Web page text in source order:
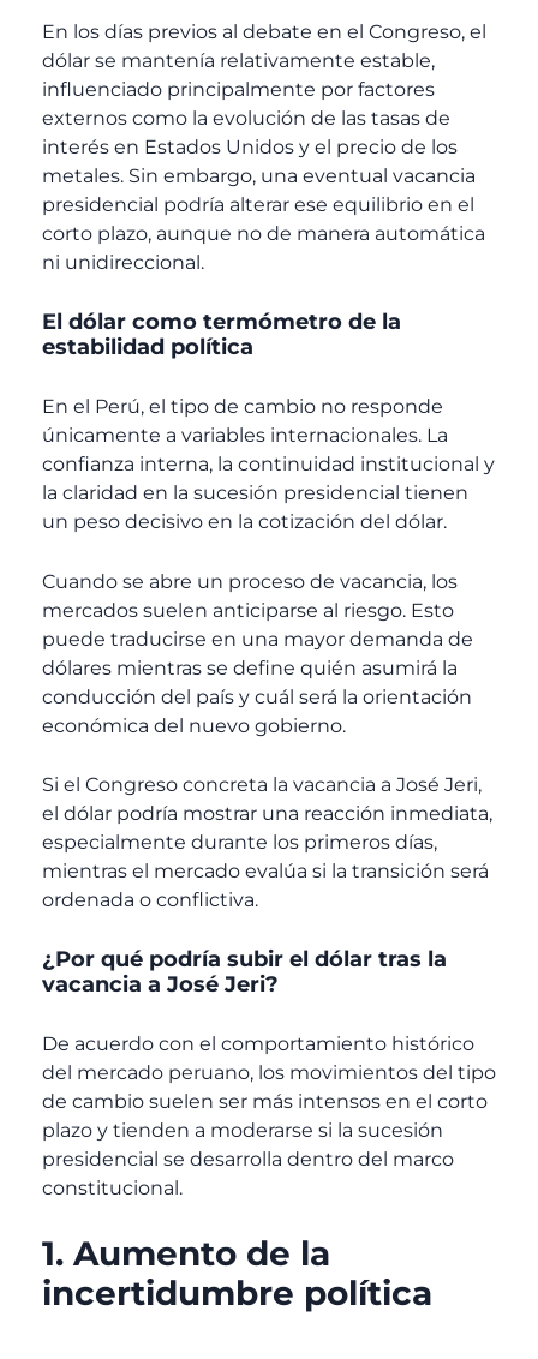
En los días previos al debate en el Congreso, el
dólar se mantenía relativamente estable,
influenciado principalmente por factores
externos como la evolución de las tasas de
interés en Estados Unidos y el precio de los
metales. Sin embargo, una eventual vacancia
presidencial podría alterar ese equilibrio en el
corto plazo, aunque no de manera automática
ni unidireccional.
El dólar como termómetro de la
estabilidad política
En el Perú, el tipo de cambio no responde
únicamente a variables internacionales. La
confianza interna, la continuidad institucional y
la claridad en la sucesión presidencial tienen
un peso decisivo en la cotización del dólar.
Cuando se abre un proceso de vacancia, los
mercados suelen anticiparse al riesgo. Esto
puede traducirse en una mayor demanda de
dólares mientras se define quién asumirá la
conducción del país y cuál será la orientación
económica del nuevo gobierno.
Si el Congreso concreta la vacancia a José Jeri,
el dólar podría mostrar una reacción inmediata,
especialmente durante los primeros días,
mientras el mercado evalúa si la transición será
ordenada o conflictiva.
¿Por qué podría subir el dólar tras la
vacancia a José Jeri?
De acuerdo con el comportamiento histórico
del mercado peruano, los movimientos del tipo
de cambio suelen ser más intensos en el corto
plazo y tienden a moderarse si la sucesión
presidencial se desarrolla dentro del marco
constitucional.
1. Aumento de la
incertidumbre política